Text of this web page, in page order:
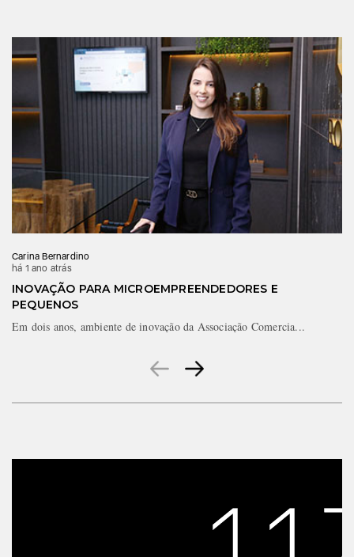
Carina Bernardino
há 1 ano atrás
INOVAÇÃO PARA MICROEMPREENDEDORES E
PEQUENOS
Em dois anos, ambiente de inovação da Associação Comercia...